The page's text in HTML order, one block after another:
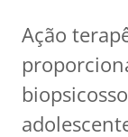
Ação